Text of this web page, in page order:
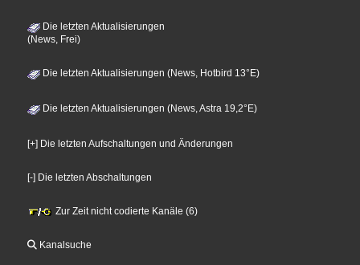
Die letzten Aktualisierungen
(News, Frei)
Die letzten Aktualisierungen (News, Hotbird 13°E)
Die letzten Aktualisierungen (News, Astra 19,2°E)
[+] Die letzten Aufschaltungen und Änderungen
[-] Die letzten Abschaltungen
Zur Zeit nicht codierte Kanäle (6)
Kanalsuche